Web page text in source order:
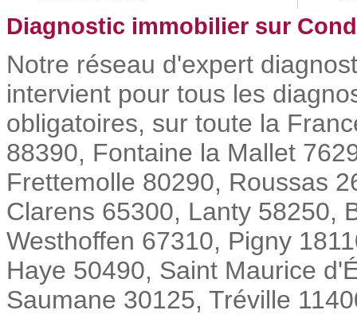
Diagnostic immobilier sur
Notre réseau d'expert
intervient pour tous les
obligatoires, sur toute la
88390, Fontaine la Mallet
Frettemolle 80290, Roussas
Clarens 65300, Lanty 58250,
Westhoffen 67310, Pigny
Haye 50490, Saint Maurice
Saumane 30125, Tréville